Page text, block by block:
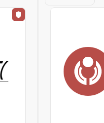
содержит
Микро–
консольный...